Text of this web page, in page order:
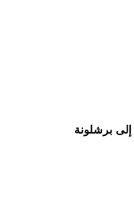
برشلونة